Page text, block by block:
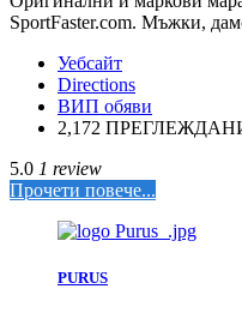
SportFaster.com. Мъжки,
Уебсайт
Directions
ВИП обяви
2,172
5.0 1 review
Прочети повече...
PURUS